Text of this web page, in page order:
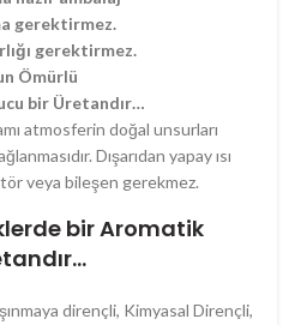
gerektirmez.
gerektirmez.
Ömürlü
bir Üretandır…
atmosferin doğal unsurları
Dışarıdan yapay ısı
veya bileşen gerekmez.
bir Aromatik
dirençli, Kimyasal Dirençli,